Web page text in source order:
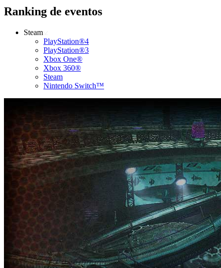
Ranking de eventos
Steam
PlayStation®4
PlayStation®3
Xbox One®
Xbox 360®
Steam
Nintendo Switch™